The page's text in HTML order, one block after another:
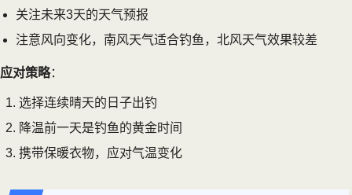
关注未来3天的天气预报
注意风向变化，南风天气适合钓鱼，北风天气效果较差
应对策略：
选择连续晴天的日子出钓
降温前一天是钓鱼的黄金时间
携带保暖衣物，应对气温变化